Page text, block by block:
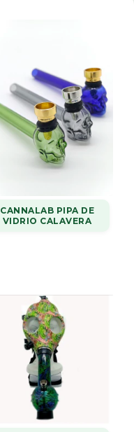
CANNALAB PIPA DE
VIDRIO CALAVERA